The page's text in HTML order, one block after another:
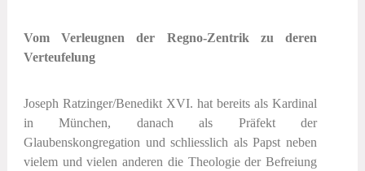
Vom Verleugnen der Regno-Zentrik zu deren
Verteufelung
Joseph Ratzinger/Benedikt XVI. hat bereits als Kardinal
in München, danach als Präfekt der
Glaubenskongregation und schliesslich als Papst neben
vielem und vielen anderen die Theologie der Befreiung